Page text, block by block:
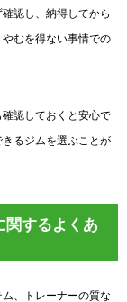
認し、納得してから
むを得ない事情での
認しておくと安心で
るジムを選ぶことが
関するよくあ
、トレーナーの質な